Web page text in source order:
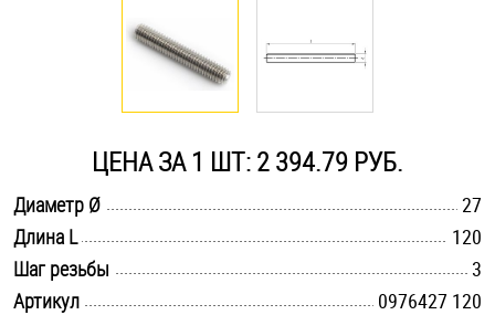
Оснастка и аксессуары для яхт
Стопорные кольца
Такелаж
ЦЕНА ЗА 1 ШТ: 2 394.79 РУБ.
Диаметр Ø
27
Длина L
120
Шаг резьбы
3
Артикул
0976427 120